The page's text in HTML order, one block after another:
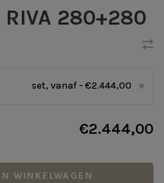
RIVA 280+280
set, vanaf - €2.444,00 ▾
€2.444,00
WINKELWAGEN